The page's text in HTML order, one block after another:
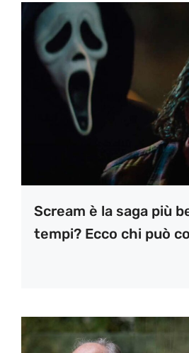
Scream è la saga più
tempi? Ecco chi può